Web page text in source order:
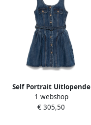
Self Portrait Uitlopende
Mini-jurk van Denim Blue
Dames
1 webshop
€ 305,50